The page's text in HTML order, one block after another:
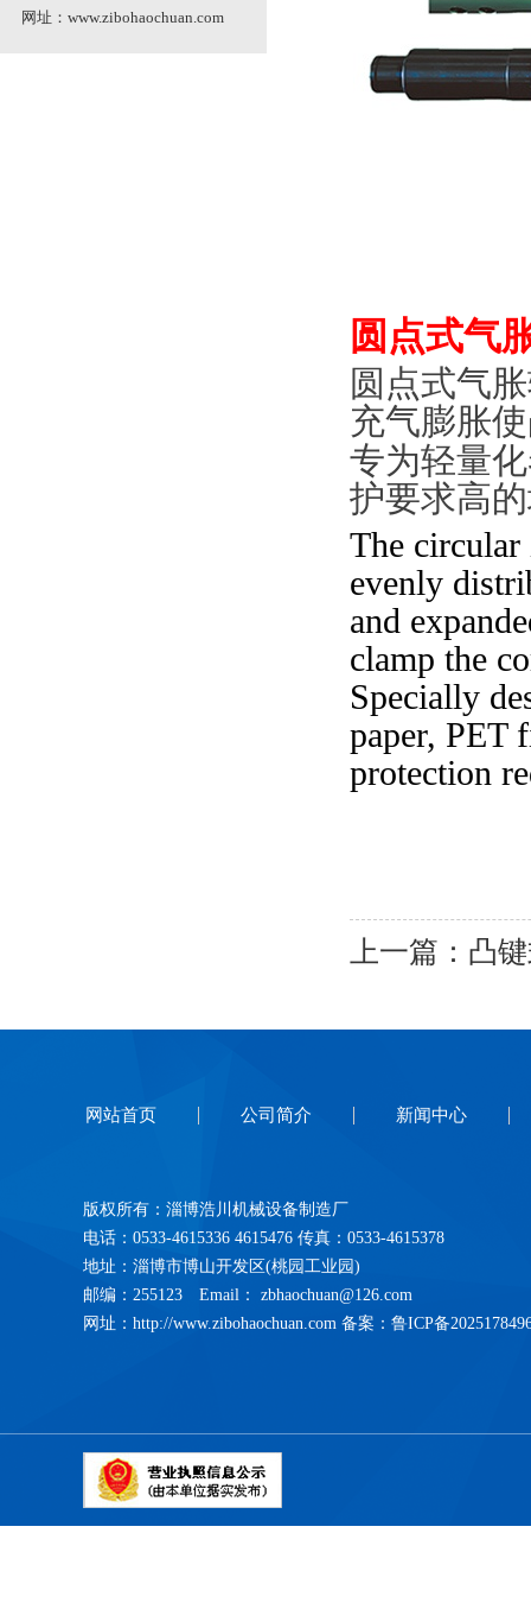
网址： www.zibohaochuan.com
圆点式气
圆点式气
充气膨胀
专为轻量
护要求高
The circular
evenly
and
clamp the
Specially
paper, PET
protection
上一篇： 凸
网站首页 公司简介 新闻中心
版权所有：淄博浩川机械设备制造厂
电话：0533-4615336 4615476 传真：0533-4615378
地址：淄博市博山开发区(桃园工业园)
邮编：255123 Email： zbhaochuan@126.com
网址：http://www.zibohaochuan.com 备案： 鲁ICP备